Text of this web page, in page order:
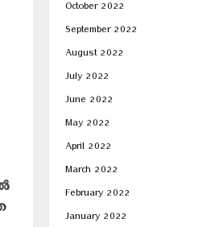
October 2022
September 2022
August 2022
July 2022
June 2022
May 2022
April 2022
March 2022
February 2022
January 2022